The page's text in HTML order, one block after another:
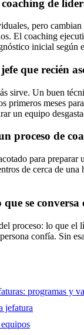
de
pero
El coaching
inicial según
que recién
sirve. Un buen
primeros meses
un equipo
proceso de
para preparar
de cerca de
se conversa
proceso: lo que el
confía. Sin
programas y
jefatura